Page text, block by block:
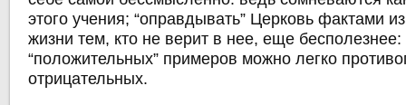
этого учения; “оправдывать” Церковь фактами
жизни тем, кто не верит в нее, еще бесполезнее:
“положительных” примеров можно легко
отрицательных.